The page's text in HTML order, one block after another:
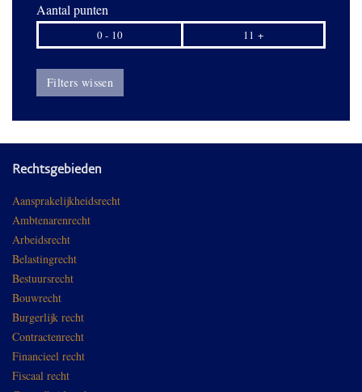
Aantal punten
0 - 10 11 +
Filters wissen
Rechtsgebieden
Aansprakelijkheidsrecht
Ambtenarenrecht
Arbeidsrecht
Belastingrecht
Bestuursrecht
Bouwrecht
Burgerlijk recht
Contractenrecht
Financieel recht
Fiscaal recht